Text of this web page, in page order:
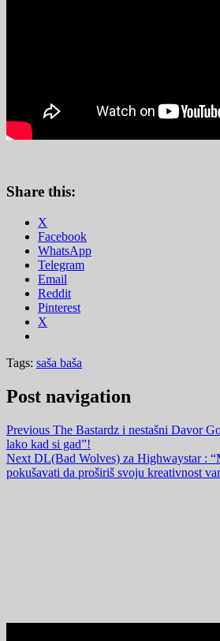
Share this:
X
Facebook
WhatsApp
Telegram
Email
Reddit
Pinterest
X
Tags: saša baša
Post navigation
Previous The Bastardz i nestašni Davor
lako kad si gad”!
Next DL(Bad Wolves) za Highwaystar :
pokušavati da proširiš svoju kreativnost